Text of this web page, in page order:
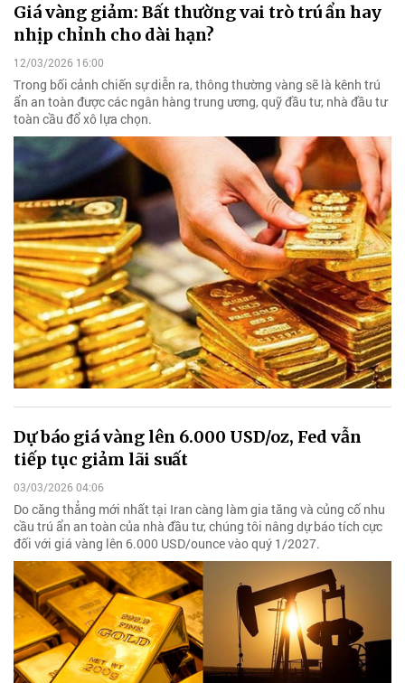
Giá vàng giảm: Bất thường vai trò trú ẩn hay
nhịp chỉnh cho dài hạn?
12/03/2026 16:00
Trong bối cảnh chiến sự diễn ra, thông thường vàng sẽ là kênh trú
ẩn an toàn được các ngân hàng trung ương, quỹ đầu tư, nhà đầu tư
toàn cầu đổ xô lựa chọn.
Dự báo giá vàng lên 6.000 USD/oz, Fed vẫn
tiếp tục giảm lãi suất
03/03/2026 04:06
Do căng thẳng mới nhất tại Iran càng làm gia tăng và củng cố nhu
cầu trú ẩn an toàn của nhà đầu tư, chúng tôi nâng dự báo tích cực
đối với giá vàng lên 6.000 USD/ounce vào quý 1/2027.